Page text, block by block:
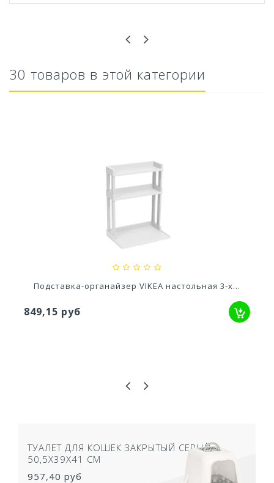
Ускоритель компоста 60гр
30 товаров в этой категории
Подставка-органайзер VIKEA настольная 3-х...
849,15 руб
ТУАЛЕТ ДЛЯ КОШЕК ЗАКРЫТЫЙ СЕРЫЙ
50,5Х39Х41 СМ
957,40 руб